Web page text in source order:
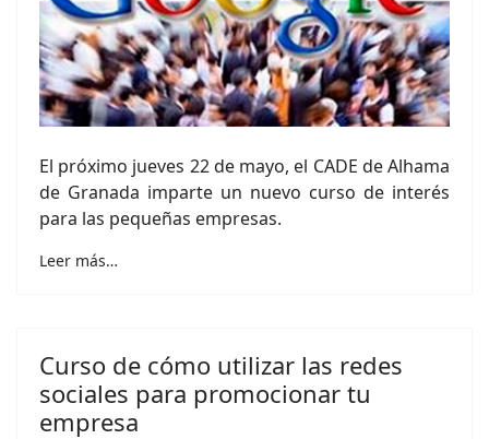
El próximo jueves 22 de mayo, el CADE de Alhama
de Granada imparte un nuevo curso de interés
para las pequeñas empresas.
Leer más…
Curso de cómo utilizar las redes
sociales para promocionar tu
empresa